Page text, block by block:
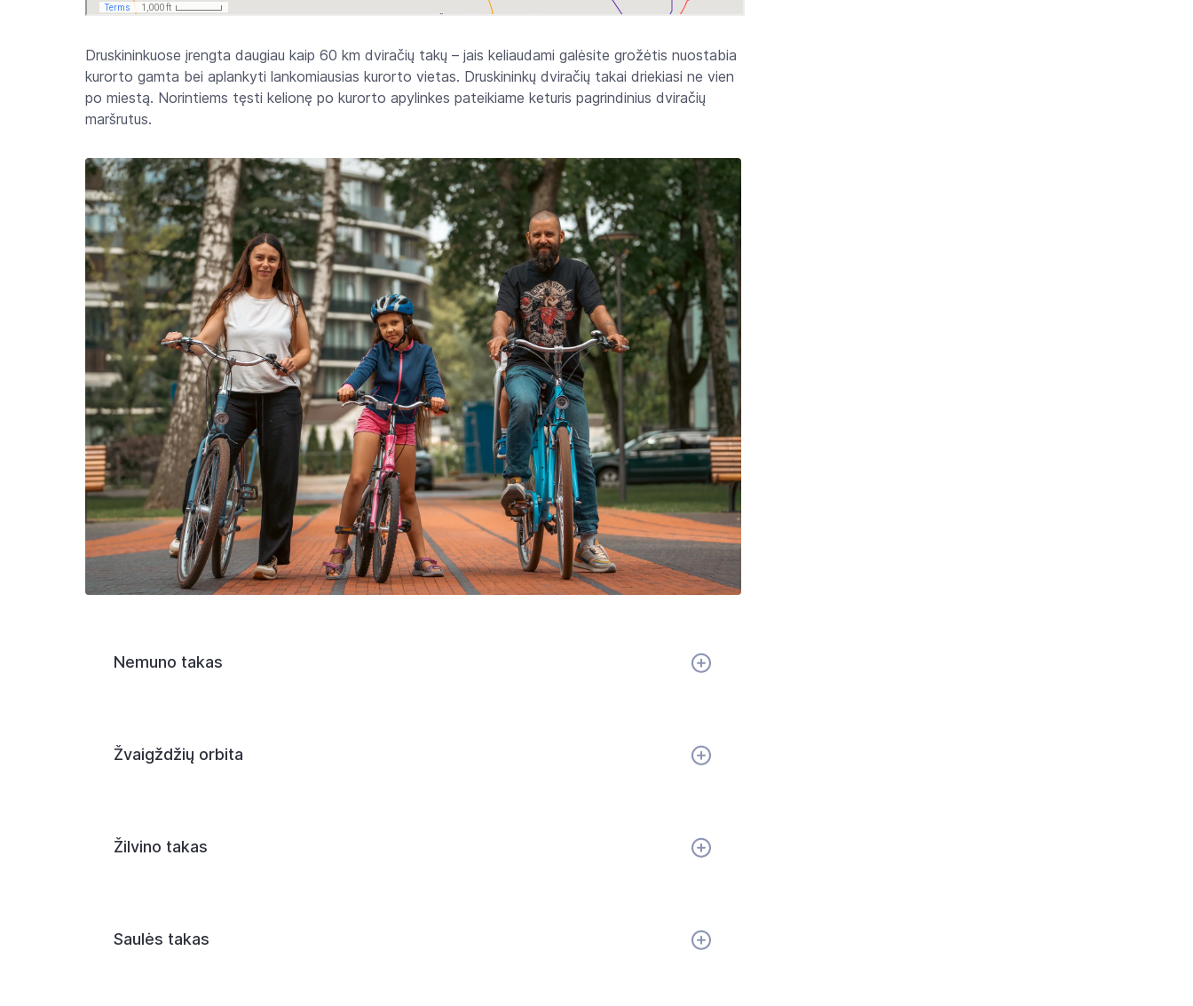
Druskininkuose įrengta daugiau kaip 60 km dviračių takų – jais keliaudami galėsite grožėtis nuostabia
kurorto gamta bei aplankyti lankomiausias kurorto vietas. Druskininkų dviračių takai driekiasi ne vien
po miestą. Norintiems tęsti kelionę po kurorto apylinkes pateikiame keturis pagrindinius dviračių
maršrutus.
Nemuno takas
Žvaigždžių orbita
Žilvino takas
Saulės takas